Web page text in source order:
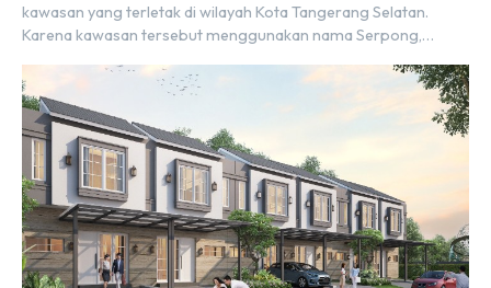
kawasan yang terletak di wilayah Kota Tangerang Selatan.
Karena kawasan tersebut menggunakan nama Serpong,
merupakan tempat yang sama. Padahal anggapan tersebut
kurang tepat. Sebab Serpong dan BSD merupakan dua
kawasan yang berbeda. Berikut penjelasannya. Baca Juga: […]